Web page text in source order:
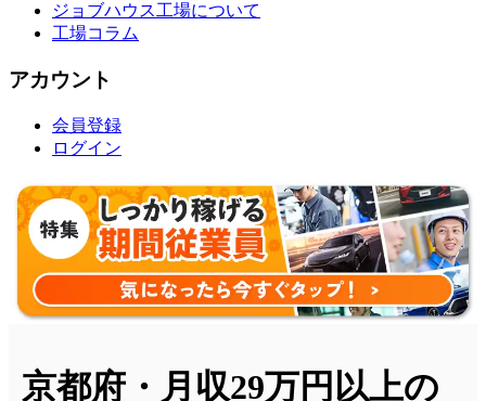
ジョブハウス工場について
工場コラム
アカウント
会員登録
ログイン
京都府・月収29万円以上の